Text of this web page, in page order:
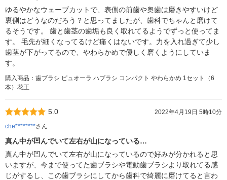
ゆるやかなウェーブカットで、表側の前歯や奥歯は磨きやすいけど
裏側はどうなのだろう？と思ってましたが、歯科でちゃんと磨けて
るそうです。 歯と歯茎の歯垢も良く取れてるようでずっと使ってま
す。 毛先が細くなってるけど痛くはないです。力を入れ過ぎて少し
歯茎が下がってるので、やわらかめで優しく磨くようにしていま
す。
購入商品：歯ブラシ ピュオーラ ハブラシ コンパクト やわらかめ 1セット（6
本）花王
5.0
2022年4月19日 5時10分
che********さん
真ん中が凹んでいて左右が山になっている…
真ん中が凹んでいて左右が山になっているので好みが分かれると思
いますが、今まで使ってた歯ブラシや電動歯ブラシより取れてる感
じがするし、この歯ブラシにしてから歯科で綺麗に磨けてると言わ